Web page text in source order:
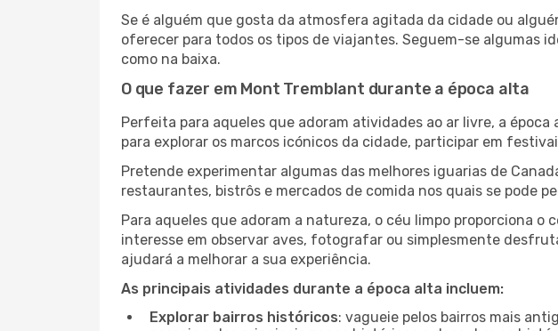
Se é alguém que gosta da atmosfera agitada da cidade ou
oferecer para todos os tipos de viajantes. Seguem-se algumas
como na baixa.
O que fazer em Mont Tremblant durante a época alta
Perfeita para aqueles que adoram atividades ao ar livre, a
para explorar os marcos icónicos da cidade, participar em
Pretende experimentar algumas das melhores iguarias de
restaurantes, bistrôs e mercados de comida nos quais se pode
Para aqueles que adoram a natureza, o céu limpo proporciona
interesse em observar aves, fotografar ou simplesmente
ajudará a melhorar a sua experiência.
As principais atividades durante a época alta incluem:
Explorar bairros históricos: vagueie pelos bairros mais